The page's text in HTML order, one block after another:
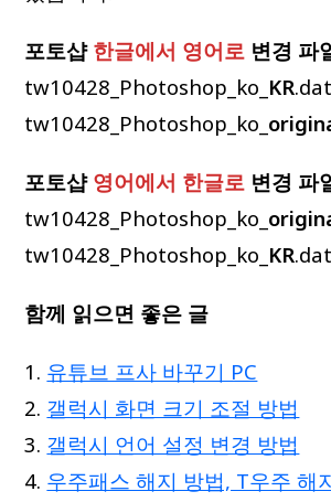
포토샵 한글에서 영어로 변경 파
tw10428_Photoshop_ko_ KR
tw10428_Photoshop_ko_
포토샵 영어에서 한글로 변경 파
tw10428_Photoshop_ko_
tw10428_Photoshop_ko_ KR.dat
함께 읽으면 좋은 글
유튜브 프사 바꾸기 PC
갤럭시 화면 크기 조절 방법
갤럭시 언어 설정 변경 방법
우주패스 해지 방법, T우주 해